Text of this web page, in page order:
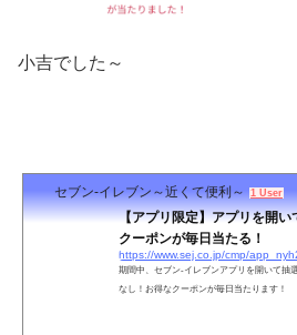
小吉でした～
セブン‐イレブン～近くて便利～ 1 User
【アプリ限定】アプリを開
クーポンが毎日当たる！
https://www.sej.co.jp/cmp/
期間中、セブン‐イレブンアプリを開いて抽
なし！お得なクーポンが毎日当たります！